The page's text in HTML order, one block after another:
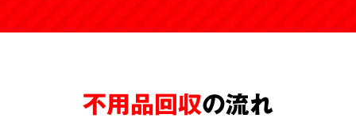
不用品回収の流れ